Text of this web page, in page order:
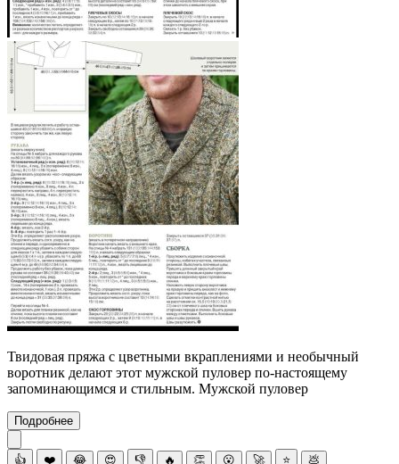
Твидовая пряжа с цветными вкраплениями и необычный
воротник делают этот мужской пуловер по-настоящему
запоминающимся и стильным. Мужской пуловер
Подробнее
👍 ❤️ 😂 😍 👎 🔥 👏 😮 🚀 ⭐ 💩